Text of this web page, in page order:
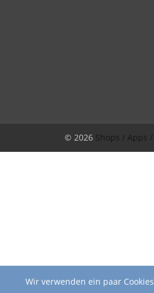
© 2026 Shops / Apps
Wir verwenden ein paar